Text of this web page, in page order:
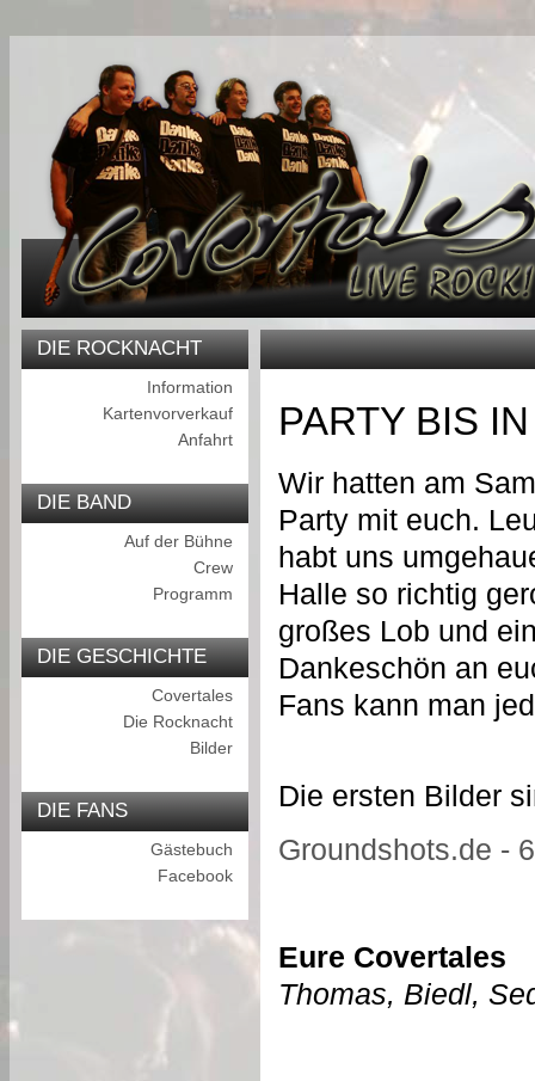
DIE ROCKNACHT
Information
Kartenvorverkauf
Anfahrt
DIE BAND
Auf der Bühne
Crew
Programm
DIE GESCHICHTE
Covertales
Die Rocknacht
Bilder
DIE FANS
Gästebuch
Facebook
PARTY BIS
Wir hatten am
Party mit euch.
habt uns
Halle so richtig
großes Lob und
Dankeschön an
Fans kann man
Die ersten Bilder
Groundshots.de -
Eure Covertales
Thomas, Biedl,